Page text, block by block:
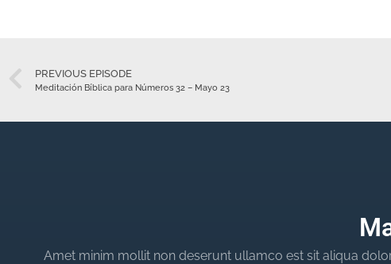
PREVIOUS EPISODE
Meditación Bíblica para Números 32 – Mayo 23
Amet minim mollit non deserunt ullamco est sit aliqua